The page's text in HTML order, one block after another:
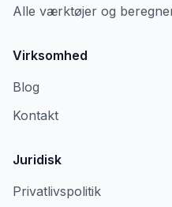
Alle værktøjer og
Virksomhed
Blog
Kontakt
Juridisk
Privatlivspolitik